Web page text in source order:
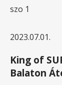
szo 1
2023.07.01.
King of
Balaton